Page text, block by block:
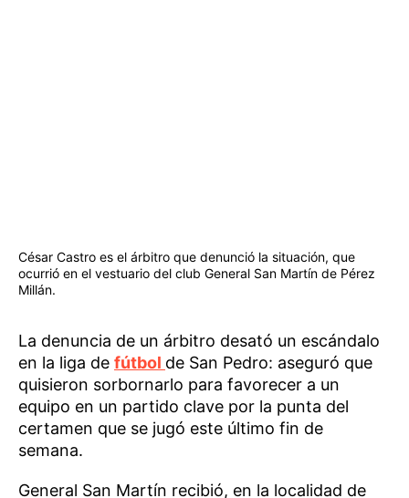
César Castro es el árbitro que denunció la situación, que
ocurrió en el vestuario del club General San Martín de Pérez
Millán.
La denuncia de un árbitro desató un escándalo
en la liga de fútbol de San Pedro: aseguró que
quisieron sorbornarlo para favorecer a un
equipo en un partido clave por la punta del
certamen que se jugó este último fin de
semana.
General San Martín recibió, en la localidad de